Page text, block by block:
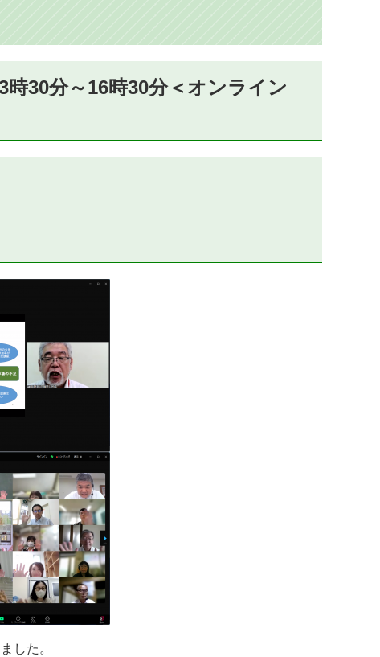
時30分～16時30分＜オンライン
した。